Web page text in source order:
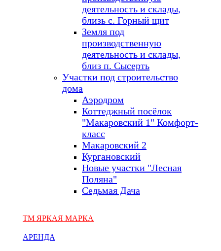
деятельность и склады,
близь с. Горный щит
Земля под
производственную
деятельность и склады,
близ п. Сысерть
Участки под строительство
дома
Аэродром
Коттеджный посёлок
"Макаровский 1" Комфорт-
класс
Макаровский 2
Кургановский
Новые участки "Лесная
Поляна"
Седьмая Дача
ТМ ЯРКАЯ МАРКА
АРЕНДА